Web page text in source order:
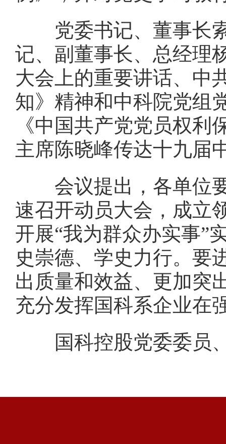
党委书记、董事长索
记、副董事长、总经理
大会上的重要讲话、中
知》精神和中科院党组
《中国共产党党员权
主席陈晓峰传达十九届
会议提出，各单位要
速召开动员大会，成立
开展“我为群众办实事”
史崇德、学史力行。要
出质量和效益、更加突
充分发挥国科系企业在
国科控股党委委员、